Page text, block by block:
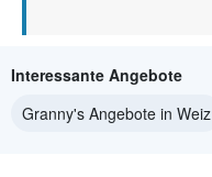
Interessante Angebote
Granny's Angebote in Weiz